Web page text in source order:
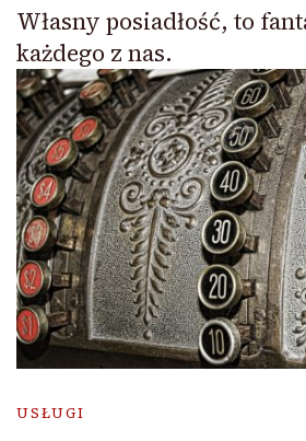
Własny posiadłość, to
każdego z nas.
USŁUGI